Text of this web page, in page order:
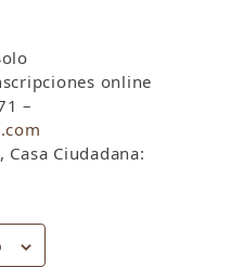
online
–
Ciudadana: